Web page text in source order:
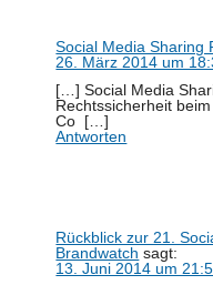
Social Media Sharing
26. März 2014 um
[…] Social Media
Rechtssicherheit
Co […]
Antworten
Rückblick zur 21.
Brandwatch sagt:
13. Juni 2014 um